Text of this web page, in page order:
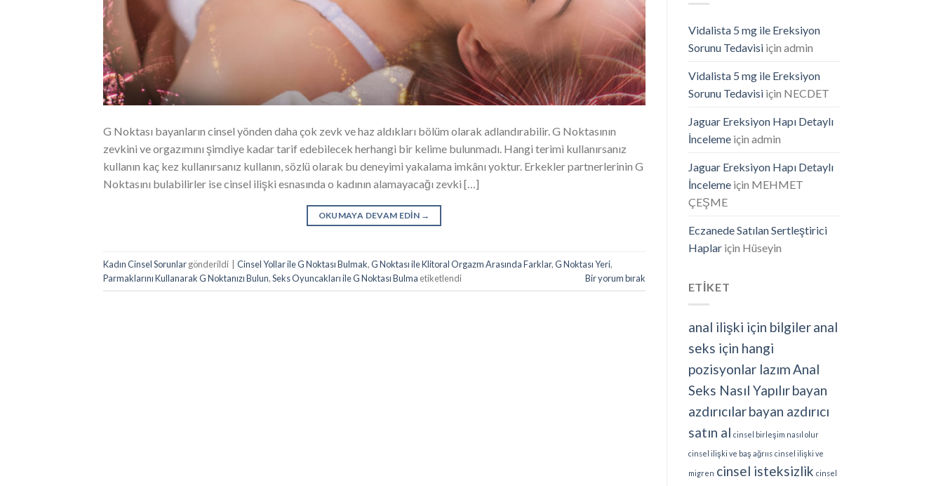
G Noktası bayanların cinsel yönden daha çok zevk ve haz aldıkları bölüm olarak adlandırabilir. G Noktasının
zevkini ve orgazımını şimdiye kadar tarif edebilecek herhangi bir kelime bulunmadı. Hangi terimi kullanırsanız
kullanın kaç kez kullanırsanız kullanın, sözlü olarak bu deneyimi yakalama imkânı yoktur. Erkekler partnerlerinin G
Noktasını bulabilirler ise cinsel ilişki esnasında o kadının alamayacağı zevki […]
OKUMAYA DEVAM EDIN →
Kadın Cinsel Sorunlargönderildi Cinsel Yollar ile G Noktası Bulmak,G Noktası ile Klitoral Orgazm Arasında Farklar,G Noktası Yeri,
Parmaklarını Kullanarak G Noktanızı Bulun,Seks Oyuncakları ile G Noktası Bulma etiketlendi Bir yorum bırak
Vidalista 5 mg ile Ereksiyon
Sorunu Tedavisiiçin admin
Vidalista 5 mg ile Ereksiyon
Sorunu Tedavisiiçin NECDET
Jaguar Ereksiyon Hapı Detaylı
İncelemeiçin admin
Jaguar Ereksiyon Hapı Detaylı
İncelemeiçin MEHMET
ÇEŞME
Eczanede Satılan Sertleştirici
Haplariçin Hüseyin
ETİKET
anal ilişki için bilgileranal
seks için hangi
pozisyonlar lazımAnal
Seks Nasıl Yapılırbayan
azdırıcılarbayan azdırıcı
satın al cinsel birleşim nasıl olur
cinsel ilişki ve baş ağrııs cinsel ilişki ve
migren cinsel isteksizlik cinsel